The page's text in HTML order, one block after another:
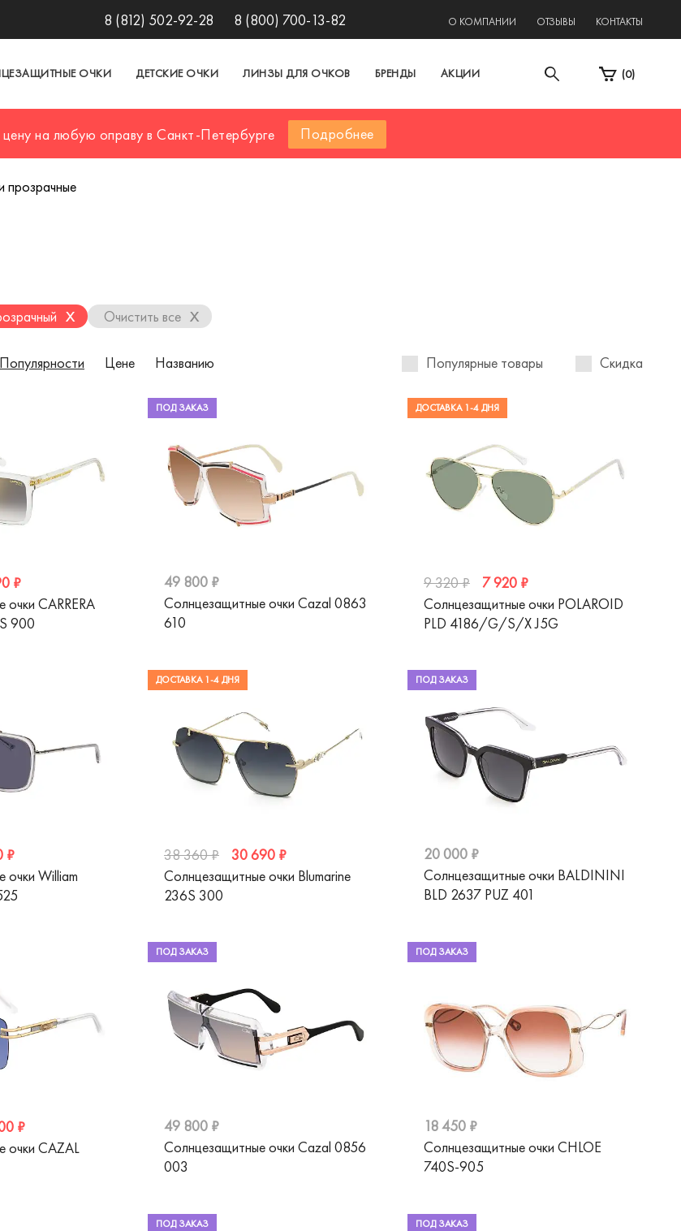
8 (812) 502-92-28 8 (800) 700-13-82 О КОМПАНИИ ОТЗЫВЫ КОНТАКТЫ
ОЧКИ ДЕТСКИЕ ОЧКИ ЛИНЗЫ ДЛЯ ОЧКОВ БРЕНДЫ АКЦИИ (0)
на любую оправу в Санкт-Петербурге Подробнее
прозрачные
x Очистить все x
Популярности Цене Названию Популярные товары Скидка
₽
CARRERA
900
ПОД ЗАКАЗ
49 800 ₽
Солнцезащитные очки Cazal 0863
610
ДОСТАВКА 1-4 ДНЯ
9 320 ₽
7 920 ₽
Солнцезащитные очки POLAROID
PLD 4186/G/S/X J5G
₽
очки William
ДОСТАВКА 1-4 ДНЯ
38 360 ₽
30 690 ₽
Солнцезащитные очки Blumarine
236S 300
ПОД ЗАКАЗ
20 000 ₽
Солнцезащитные очки BALDININI
BLD 2637 PUZ 401
₽
очки CAZAL
ПОД ЗАКАЗ
49 800 ₽
Солнцезащитные очки Cazal 0856
003
ПОД ЗАКАЗ
18 450 ₽
Солнцезащитные очки CHLOE
740S-905
ПОД ЗАКАЗ ПОД ЗАКАЗ